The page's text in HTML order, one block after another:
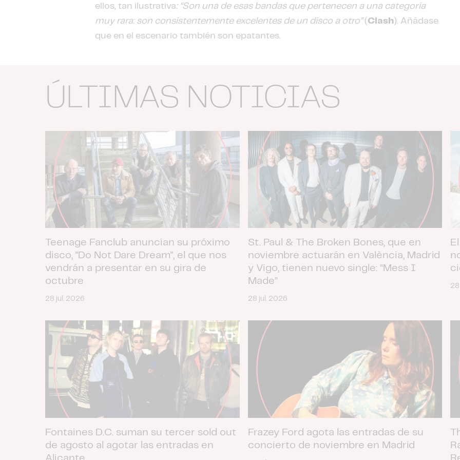
ellos, tan ilustrativa: “Son una de esas bandas que pertenecen a una categoría
muy rara: son consistentemente excelentes de un disco a otro”(Clash). Añádase
que en el escenario también son epatantes.
ÚLTIMAS NOTICIAS
Teenage Fanclub anuncian su próximo
disco, "Do Not Dare Dream", el que nos
vendrán a presentar en su gira de
octubre
28 jul. 2026
St. Paul & The Broken Bones, que en
noviembre actuarán en València, Madrid
y Vigo, tienen nuevo single: “Mess I
Made”
28 jul. 2026
Fontaines D.C. suman su tercer sold out
de agosto al agotar las entradas en
Alicante
Frazey Ford agota las entradas de su
concierto de noviembre en Madrid